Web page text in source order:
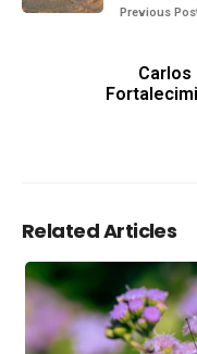
Previous
Carlos
Related Articles